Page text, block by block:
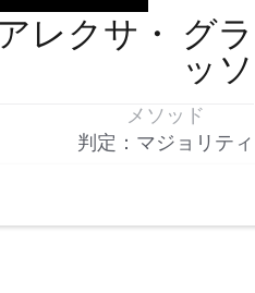
アレクサ・
グラ
ッソ
メソッド
判定：マジョリティ